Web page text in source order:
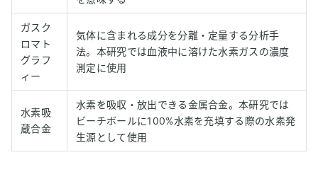
ガスク
ロマト
グラフ
ィー
気体に含まれる成分を分離・定量する分析手
法。本研究では血液中に溶けた水素ガスの濃度
測定に使用
水素吸
蔵合金
水素を吸収・放出できる金属合金。本研究では
ビーチボールに100%水素を充填する際の水素発
生源として使用